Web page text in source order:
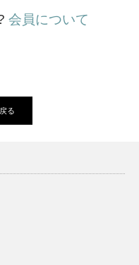
会員について
る